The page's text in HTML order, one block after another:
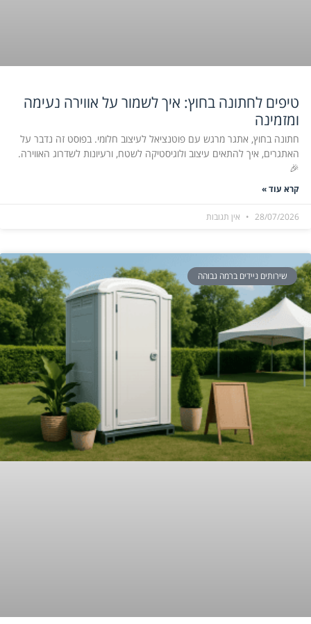
טיפים לחתונה בחוץ: איך לשמור על אווירה נעימה
ומזמינה
חתונה בחוץ, אתגר מרגש עם פוטנציאל לעיצוב חלומי. בפוסט זה נדבר על
האתגרים, איך להתאים עיצוב ולוגיסטיקה לשטח, ורעיונות לשדרוג האווירה.
🎉
קרא עוד »
28/07/2026 אין תגובות
שירותים ניידים ברמה גבוהה